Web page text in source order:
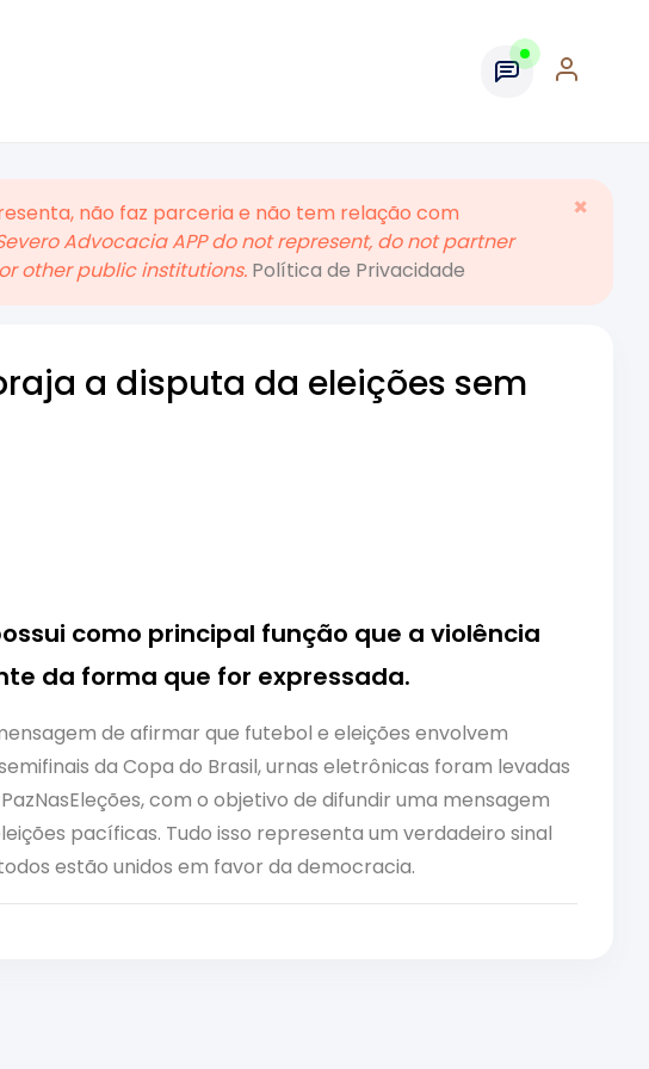
não faz parceria e não tem relação com
Advocacia APP do not represent, do not partner
other public institutions. Política de Privacidade
×
a disputa da eleições sem
como principal função que a violência
da forma que for expressada.
de afirmar que futebol e eleições envolvem
da Copa do Brasil, urnas eletrônicas foram levadas
com o objetivo de difundir uma mensagem
pacíficas. Tudo isso representa um verdadeiro sinal
estão unidos em favor da democracia.